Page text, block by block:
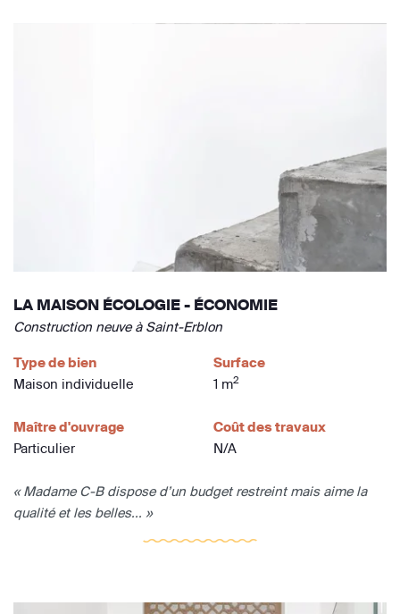
LA MAISON ÉCOLOGIE - ÉCONOMIE
Construction neuve à Saint-Erblon
Type de bien
Maison individuelle
Surface
1 m2
Maître d'ouvrage
Particulier
Coût des travaux
N/A
« Madame C-B dispose d’un budget restreint mais aime la
qualité et les belles... »